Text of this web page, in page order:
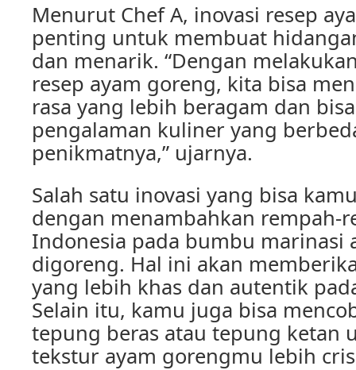
Menurut Chef A, inovasi resep
penting untuk membuat
dan menarik. “Dengan
resep ayam goreng, kita bisa
rasa yang lebih beragam dan
pengalaman kuliner yang
penikmatnya,” ujarnya.
Salah satu inovasi yang bisa
dengan menambahkan rempah-
Indonesia pada bumbu marinasi
digoreng. Hal ini akan
yang lebih khas dan autentik
Selain itu, kamu juga bisa
tepung beras atau tepung ketan
tekstur ayam gorengmu lebih